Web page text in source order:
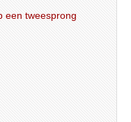
op een tweesprong